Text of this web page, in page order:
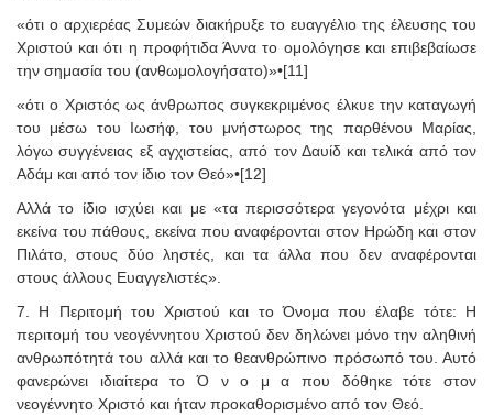
«ότι ο αρχιερέας Συμεών διακήρυξε το ευαγγέλιο της έλευσης του
Χριστού και ότι η προφήτιδα Άννα το ομολόγησε και επιβεβαίωσε
την σημασία του (ανθωμολογήσατο)»•[11]
«ότι ο Χριστός ως άνθρωπος συγκεκριμένος έλκυε την καταγωγή
του μέσω του Ιωσήφ, του μνήστωρος της παρθένου Μαρίας,
λόγω συγγένειας εξ αγχιστείας, από τον Δαυίδ και τελικά από τον
Αδάμ και από τον ίδιο τον Θεό»•[12]
Αλλά το ίδιο ισχύει και με «τα περισσότερα γεγονότα μέχρι και
εκείνα του πάθους, εκείνα που αναφέρονται στον Ηρώδη και στον
Πιλάτο, στους δύο ληστές, και τα άλλα που δεν αναφέρονται
στους άλλους Ευαγγελιστές».
7. Η Περιτομή του Χριστού και το Όνομα που έλαβε τότε: Η
περιτομή του νεογέννητου Χριστού δεν δηλώνει μόνο την αληθινή
ανθρωπότητά του αλλά και το θεανθρώπινο πρόσωπό του. Αυτό
φανερώνει ιδιαίτερα το Ό ν ο μ α που δόθηκε τότε στον
νεογέννητο Χριστό και ήταν προκαθορισμένο από τον Θεό.